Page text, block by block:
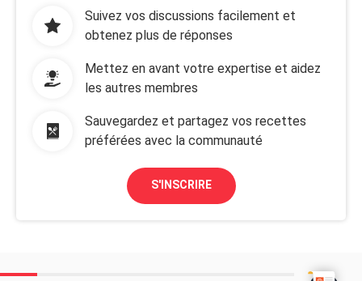
Suivez vos discussions facilement et
obtenez plus de réponses
Mettez en avant votre expertise et aidez
les autres membres
Sauvegardez et partagez vos recettes
préférées avec la communauté
S'INSCRIRE